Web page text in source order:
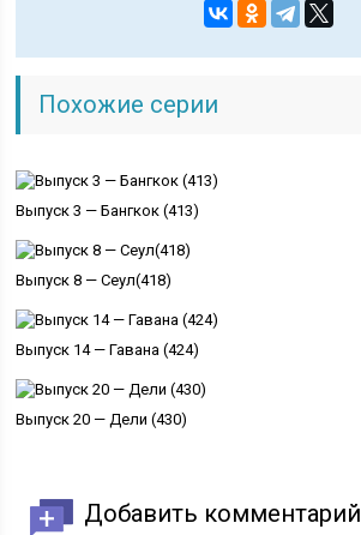
Похожие серии
Выпуск 3 — Бангкок (413)
Выпуск 8 — Сеул(418)
Выпуск 14 — Гавана (424)
Выпуск 20 — Дели (430)
Добавить комментарий